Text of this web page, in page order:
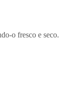
o fresco e seco.